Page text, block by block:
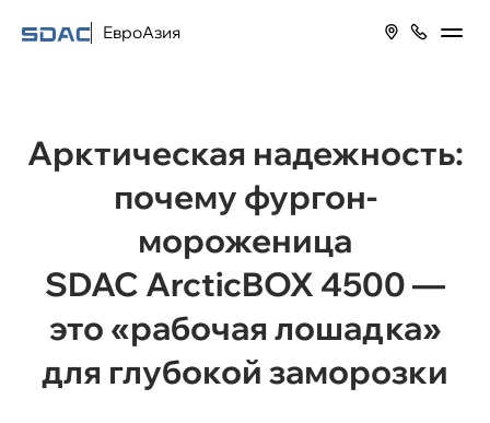
ЕвроАзия
Арктическая надежность:
почему фургон-
мороженица
SDAC ArcticBOX 4500 —
это «рабочая лошадка»
для глубокой заморозки